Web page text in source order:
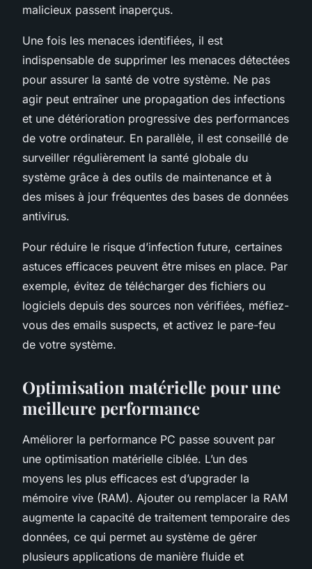
malicieux passent inaperçus.
Une fois les menaces identifiées, il est
indispensable de supprimer les menaces détectées
pour assurer la santé de votre système. Ne pas
agir peut entraîner une propagation des infections
et une détérioration progressive des performances
de votre ordinateur. En parallèle, il est conseillé de
surveiller régulièrement la santé globale du
système grâce à des outils de maintenance et à
des mises à jour fréquentes des bases de données
antivirus.
Pour réduire le risque d’infection future, certaines
astuces efficaces peuvent être mises en place. Par
exemple, évitez de télécharger des fichiers ou
logiciels depuis des sources non vérifiées, méfiez-
vous des emails suspects, et activez le pare-feu
de votre système.
Optimisation matérielle pour une
meilleure performance
Améliorer la performance PC passe souvent par
une optimisation matérielle ciblée. L’un des
moyens les plus efficaces est d’upgrader la
mémoire vive (RAM). Ajouter ou remplacer la RAM
augmente la capacité de traitement temporaire des
données, ce qui permet au système de gérer
plusieurs applications de manière fluide et